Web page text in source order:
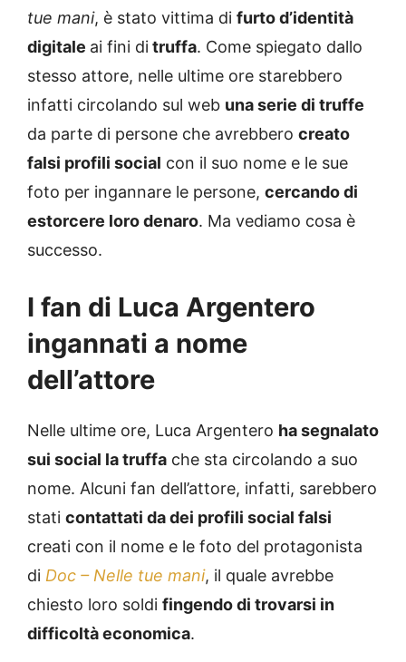
tue mani, è stato vittima di furto d’identità
digitale ai fini ditruffa. Come spiegato dallo
stesso attore, nelle ultime ore starebbero
infatti circolando sul web una serie di truffe
da parte di persone che avrebbero creato
falsi profili social con il suo nome e le sue
foto per ingannare le persone, cercando di
estorcere loro denaro. Ma vediamo cosa è
successo.
I fan di Luca Argentero
ingannati a nome
dell’attore
Nelle ultime ore, Luca Argentero ha segnalato
sui social la truffa che sta circolando a suo
nome. Alcuni fan dell’attore, infatti, sarebbero
stati contattati da dei profili social falsi
creati con il nome e le foto del protagonista
di Doc – Nelle tue mani, il quale avrebbe
chiesto loro soldi fingendo di trovarsi in
difficoltà economica.